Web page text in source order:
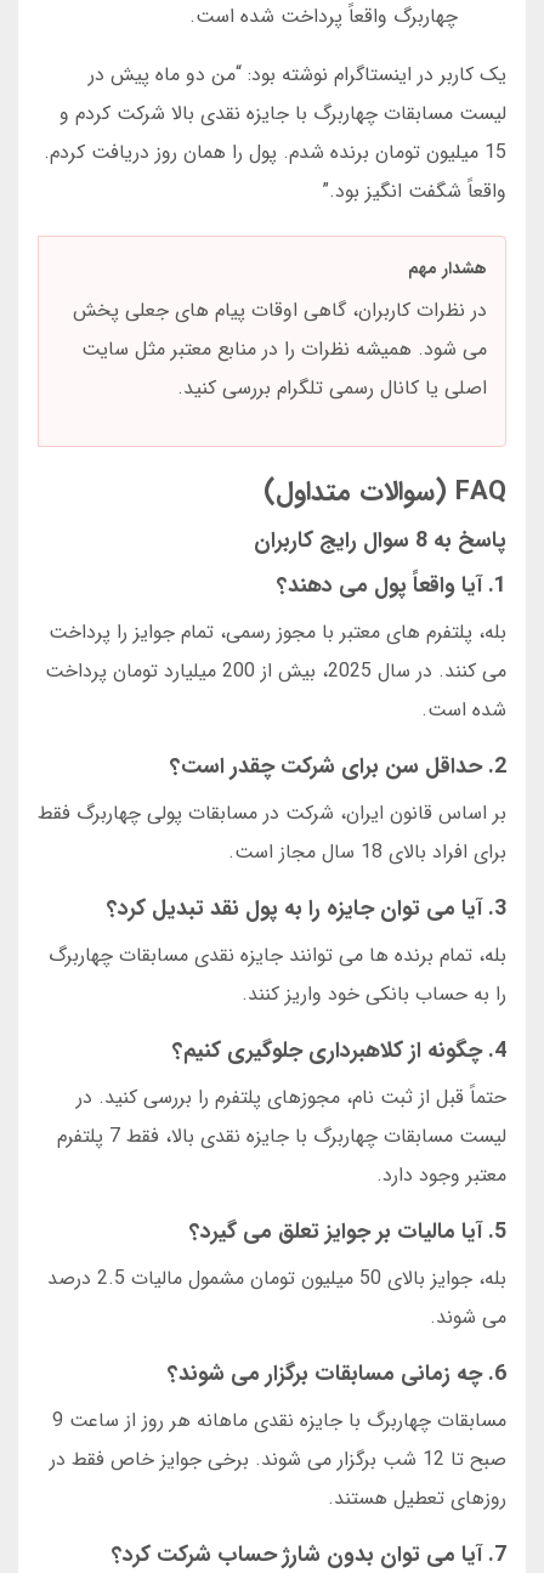
چهاربرگ واقعاً پرداخت شده است.
یک کاربر در اینستاگرام نوشته بود: “من دو ماه پیش در
لیست مسابقات چهاربرگ با جایزه نقدی بالا شرکت کردم و
15 میلیون تومان برنده شدم. پول را همان روز دریافت کردم.
واقعاً شگفت انگیز بود.”
هشدار مهم
در نظرات کاربران، گاهی اوقات پیام های جعلی پخش
می شود. همیشه نظرات را در منابع معتبر مثل سایت
اصلی یا کانال رسمی تلگرام بررسی کنید.
FAQ (سوالات متداول)
پاسخ به 8 سوال رایج کاربران
1. آیا واقعاً پول می دهند؟
بله، پلتفرم های معتبر با مجوز رسمی، تمام جوایز را پرداخت
می کنند. در سال 2025، بیش از 200 میلیارد تومان پرداخت
شده است.
2. حداقل سن برای شرکت چقدر است؟
بر اساس قانون ایران، شرکت در مسابقات پولی چهاربرگ فقط
برای افراد بالای 18 سال مجاز است.
3. آیا می توان جایزه را به پول نقد تبدیل کرد؟
بله، تمام برنده ها می توانند جایزه نقدی مسابقات چهاربرگ
را به حساب بانکی خود واریز کنند.
4. چگونه از کلاهبرداری جلوگیری کنیم؟
حتماً قبل از ثبت نام، مجوزهای پلتفرم را بررسی کنید. در
لیست مسابقات چهاربرگ با جایزه نقدی بالا، فقط 7 پلتفرم
معتبر وجود دارد.
5. آیا مالیات بر جوایز تعلق می گیرد؟
بله، جوایز بالای 50 میلیون تومان مشمول مالیات 2.5 درصد
می شوند.
6. چه زمانی مسابقات برگزار می شوند؟
مسابقات چهاربرگ با جایزه نقدی ماهانه هر روز از ساعت 9
صبح تا 12 شب برگزار می شوند. برخی جوایز خاص فقط در
روزهای تعطیل هستند.
7. آیا می توان بدون شارژ حساب شرکت کرد؟